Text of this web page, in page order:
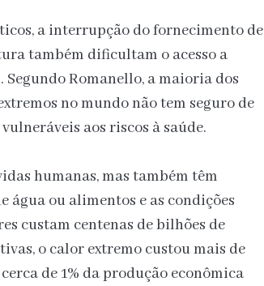
a interrupção do fornecimento de
também dificultam o acesso a
Romanello, a maioria dos
no mundo não tem seguro de
aos riscos à saúde.
humanas, mas também têm
água ou alimentos e as condições
custam centenas de bilhões de
o calor extremo custou mais de
de 1% da produção econômica